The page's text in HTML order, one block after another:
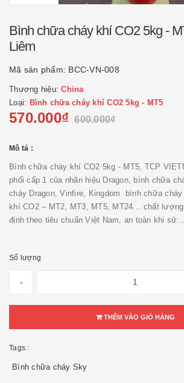
Bình chữa cháy khí CO2 5kg -
Liêm
Mã sản phẩm: BCC-VN-008
Thương hiệu:China
Loại: Bình chữa cháy khí CO2 5kg - MT5
570.000₫ 600.000₫
Mô tả :
Bình chữa cháy khí CO2 5kg - MT5, TCP
phối cấp 1 của nhãn hiệu Dragon, bình chữa
cháy Dragon, Vinfire, Kingdom bình chữa
khí CO2 – MT2, MT3, MT5, MT24… chất
định theo tiêu chuẩn Việt Nam, an toàn khi sử...
Số lượng
-
THÊM VÀO GIỎ HÀNG
Tags :
Bình chữa cháy Sky